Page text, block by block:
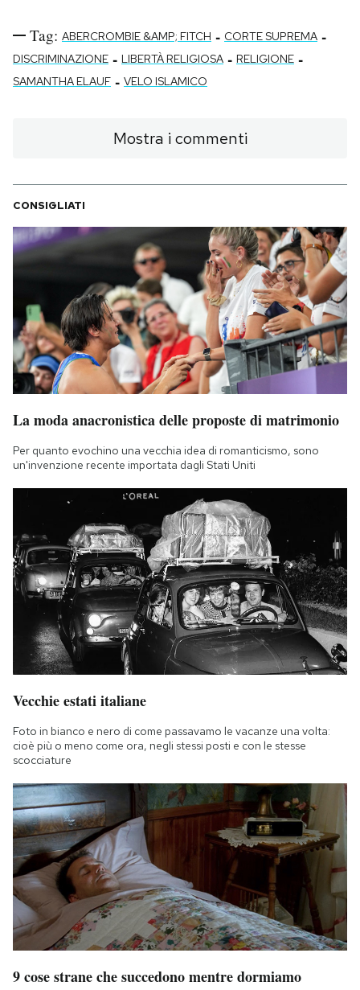
Tag: ABERCROMBIE &AMP; FITCH - CORTE SUPREMA -
DISCRIMINAZIONE - LIBERTÀ RELIGIOSA - RELIGIONE -
SAMANTHA ELAUF - VELO ISLAMICO
Mostra i commenti
CONSIGLIATI
La moda anacronistica delle proposte di matrimonio
Per quanto evochino una vecchia idea di romanticismo, sono
un'invenzione recente importata dagli Stati Uniti
Vecchie estati italiane
Foto in bianco e nero di come passavamo le vacanze una volta:
cioè più o meno come ora, negli stessi posti e con le stesse
scocciature
9 cose strane che succedono mentre dormiamo